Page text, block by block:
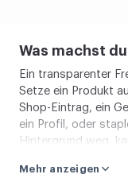
Was machst
Ein transparenter
Setze ein Produkt
Shop-Eintrag, ein
ein Profil, oder
Hintergrund weg,
Formatumwandeln
Mehr anzeigen